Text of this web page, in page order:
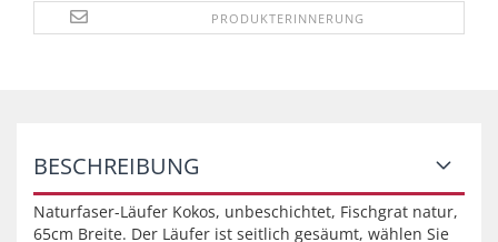
PRODUKTERINNERUNG
BESCHREIBUNG
Naturfaser-Läufer Kokos, unbeschichtet, Fischgrat natur,
65cm Breite. Der Läufer ist seitlich gesäumt, wählen Sie